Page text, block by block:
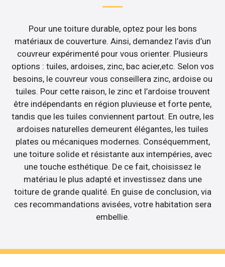
Pour une toiture durable, optez pour les bons
matériaux de couverture. Ainsi, demandez l’avis d’un
couvreur expérimenté pour vous orienter. Plusieurs
options : tuiles, ardoises, zinc, bac acier,etc. Selon vos
besoins, le couvreur vous conseillera zinc, ardoise ou
tuiles. Pour cette raison, le zinc et l’ardoise trouvent
être indépendants en région pluvieuse et forte pente,
tandis que les tuiles conviennent partout. En outre, les
ardoises naturelles demeurent élégantes, les tuiles
plates ou mécaniques modernes. Conséquemment,
une toiture solide et résistante aux intempéries, avec
une touche esthétique. De ce fait, choisissez le
matériau le plus adapté et investissez dans une
toiture de grande qualité. En guise de conclusion, via
ces recommandations avisées, votre habitation sera
embellie.